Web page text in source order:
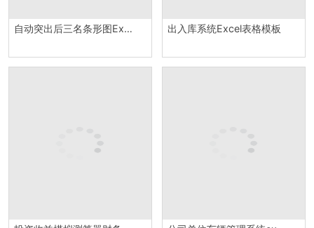
自动突出后三名条形图Excel模板 出入库系统Excel表格模板